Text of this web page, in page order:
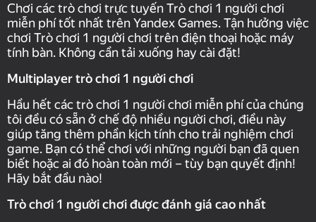
Chơi các trò chơi trực tuyến Trò chơi 1 người chơi
miễn phí tốt nhất trên Yandex Games. Tận hưởng việc
chơi Trò chơi 1 người chơi trên điện thoại hoặc máy
tính bàn. Không cần tải xuống hay cài đặt!
Multiplayer trò chơi 1 người chơi
Hầu hết các trò chơi 1 người chơi miễn phí của chúng
tôi đều có sẵn ở chế độ nhiều người chơi, điều này
giúp tăng thêm phần kịch tính cho trải nghiệm chơi
game. Bạn có thể chơi với những người bạn đã quen
biết hoặc ai đó hoàn toàn mới – tùy bạn quyết định!
Hãy bắt đầu nào!
Trò chơi 1 người chơi được đánh giá cao nhất